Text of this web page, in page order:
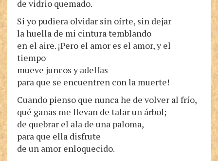
de vidrio quemado.
Si yo pudiera olvidar sin oírte, sin dejar
la huella de mi cintura temblando
en el aire. ¡Pero el amor es el amor, y el
tiempo
mueve juncos y adelfas
para que se encuentren con la muerte!
Cuando pienso que nunca he de volver al frío,
qué ganas me llevan de talar un árbol;
de quebrar el ala de una paloma,
para que ella disfrute
de un amor enloquecido.